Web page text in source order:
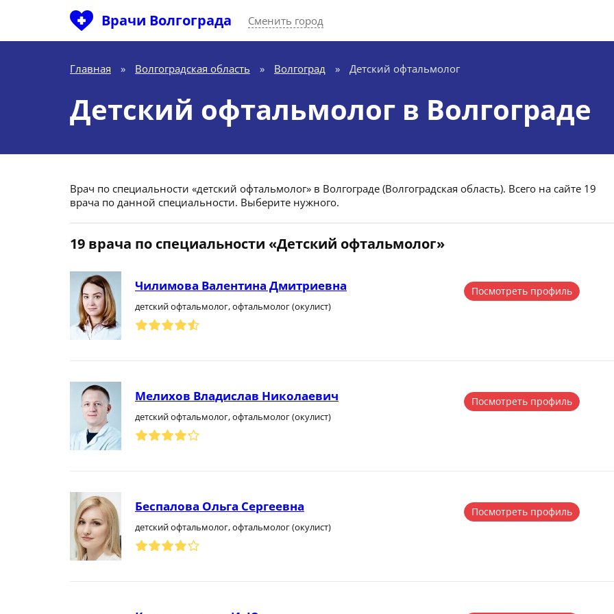
Врачи Волгограда Сменить город
Главная » Волгоградская область » Волгоград » Детский офтальмолог
Детский офтальмолог в Волгограде
Врач по специальности «детский офтальмолог» в Волгограде (Волгоградская область). Всего на сайте 19
врача по данной специальности. Выберите нужного.
19 врача по специальности «Детский офтальмолог»
Чилимова Валентина Дмитриевна
детский офтальмолог, офтальмолог (окулист)
Посмотреть профиль
Мелихов Владислав Николаевич
детский офтальмолог, офтальмолог (окулист)
Посмотреть профиль
Беспалова Ольга Сергеевна
детский офтальмолог, офтальмолог (окулист)
Посмотреть профиль